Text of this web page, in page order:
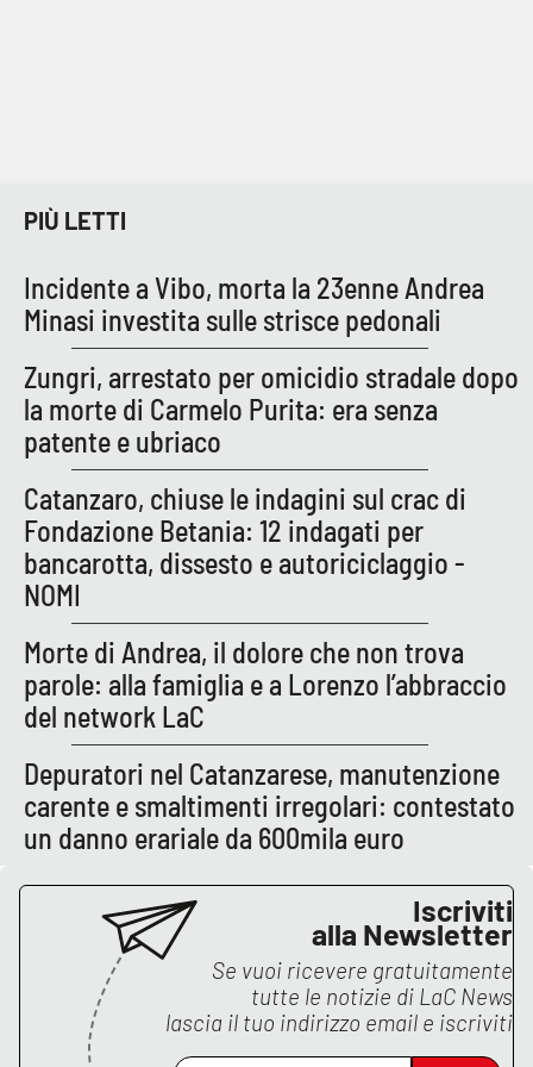
Le perfidie di Antonella Grippo
STREAMING
LaC TV
LaC Network
LaC OnAir
EDIZIONI
LOCALI
Catanzaro
Crotone
Vibo Valentia
Cosenza
Lamezia Terme
PIÙ LETTI
Incidente a Vibo, morta la 23enne Andrea
Minasi investita sulle strisce pedonali
Zungri, arrestato per omicidio stradale dopo
la morte di Carmelo Purita: era senza
patente e ubriaco
Catanzaro, chiuse le indagini sul crac di
Fondazione Betania: 12 indagati per
bancarotta, dissesto e autoriciclaggio -
NOMI
Morte di Andrea, il dolore che non trova
parole: alla famiglia e a Lorenzo l’abbraccio
del network LaC
Depuratori nel Catanzarese, manutenzione
carente e smaltimenti irregolari: contestato
un danno erariale da 600mila euro
Iscriviti
alla Newsletter
Se vuoi ricevere gratuitamente
tutte le notizie di LaC News
lascia il tuo indirizzo email e iscriviti